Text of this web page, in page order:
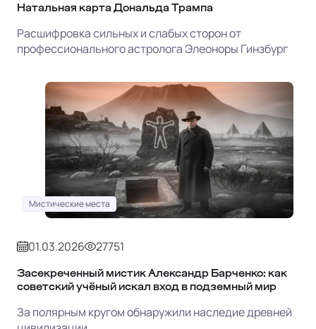
Натальная карта Дональда Трампа
Расшифровка сильных и слабых сторон от
профессионального астролога Элеоноры Гинзбург
Мистические места
01.03.2026 27751
Засекреченный мистик Александр Барченко: как
советский учёный искал вход в подземный мир
За полярным кругом обнаружили наследие древней